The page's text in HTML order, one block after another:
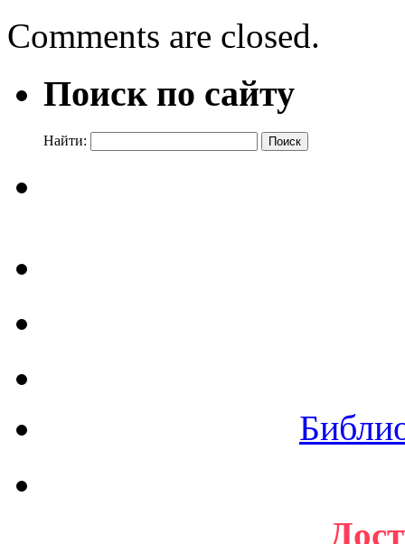
Comments are closed.
Поиск по сайту
Найти: